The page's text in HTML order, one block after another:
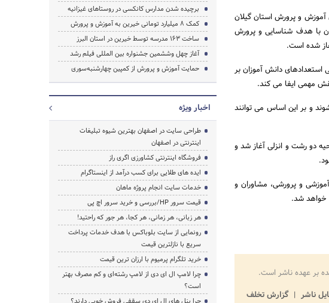
و پرورش استان گیلان
با هدف شناسایی و پرورش
شده است.
استعدادهای دانش آموزان بر
مهمی ایفا می کند.
و بر این اساس می توانند
دو رشت و انزلی آغاز شد و
و پرورشی، مشاوران و
خواهد شد.
بر عهده ناشر است.
ناشر
گزارش تخلف
برچیده شدن مدارس کانکسی در روستاهای غیزانیه
کمک 8 میلیارد تومانی خیرین به آموزش و پرورش
ساخت 163 مدرسه توسط خیرین در استان البرز
آغاز چهل وششمین جشنواره بین المللی فیلم رشد
حمایت آموزش و پرورش از کمپین چهارشنبه‌سوری
اخبار ویژه
طراحی سایت در اصفهان بهترین شیوه تبلیغات
اینترنتی در اصفهان
فروشگاه اینترنتی کشاورزی اگری راز
ایده های طلایی برای کسب درآمد از اینستاگرام
خدمات سایت انجام پروژه ماهان
قیمت سرور HP/بررسی و خرید سرور اچ پی
هر زبانی، هر زمانی، هر کجا، هر جور که راحتید!
رونمایی از سایت بلوباکس با هدف خدمات پرداخت
سریع با نازلترین قیمت
خرید تلگرام پرمیوم با ارزان ترین قیمت
چرا لامپ ال ای دی از لامپ رشته‌ای و کم مصرف بهتر
است؟